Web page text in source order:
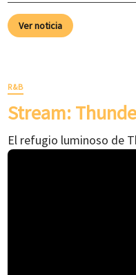
Ver noticia
R&B
Stream:
El refugio luminoso de